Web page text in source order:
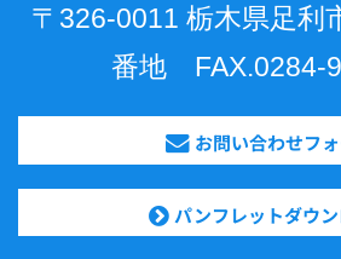
〒326-0011 栃木県足利
番地 FAX.0284-
お問い合わせフ
パンフレットダウ